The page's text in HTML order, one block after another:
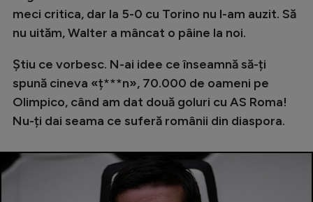
meci critica, dar la 5-0 cu Torino nu l-am auzit. Să
nu uităm, Walter a mâncat o pâine la noi.
Știu ce vorbesc. N-ai idee ce înseamnă să-ți
spună cineva «ț***n», 70.000 de oameni pe
Olimpico, când am dat două goluri cu AS Roma!
Nu-ți dai seama ce suferă românii din diaspora.